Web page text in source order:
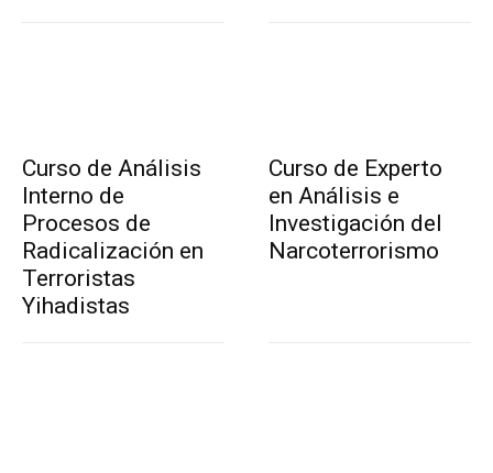
Curso de Análisis
Interno de
Procesos de
Radicalización en
Terroristas
Yihadistas
Curso de Experto
en Análisis e
Investigación del
Narcoterrorismo